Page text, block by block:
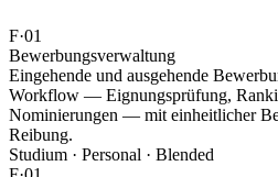
F·01
Bewerbungsverwaltung
Eingehende und ausgehende
Workflow — Eignungsprüfung,
Nominierungen — mit einheitlicher
Reibung.
Studium · Personal · Blended